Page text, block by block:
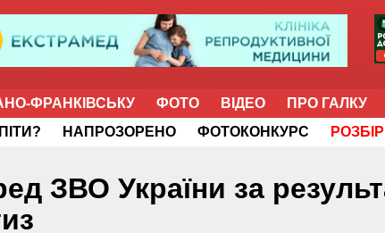
ФРАНКІВСЬКУ ФОТО ВІДЕО
ПРО ГАЛКУ
НАПРОЗОРЕНО ФОТОКОНКУРС РОЗБІР
ЗВО України за